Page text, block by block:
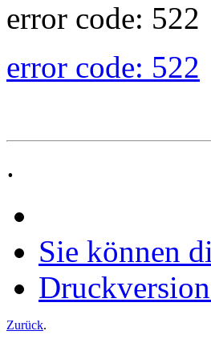
error code: 522
error code: 522
.
Sie können
Zurück.